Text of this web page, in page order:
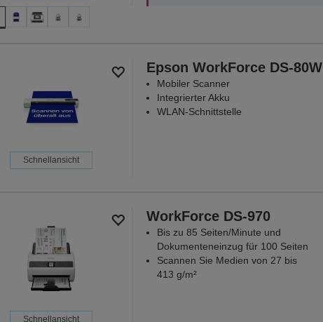
Schnellansicht
Epson WorkForce DS-80W
Mobiler Scanner
Integrierter Akku
WLAN-Schnittstelle
Schnellansicht
WorkForce DS-970
Bis zu 85 Seiten/Minute und
Dokumenteneinzug für 100 Seiten
Scannen Sie Medien von 27 bis
413 g/m²